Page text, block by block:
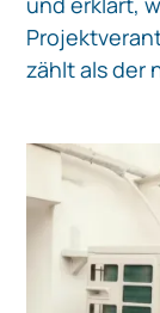
zählt als der